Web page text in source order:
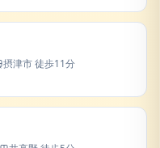
摂津市徒歩11分